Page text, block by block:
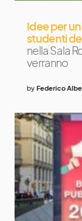
Idee per
studenti
nella Sala
verranno
by Federico